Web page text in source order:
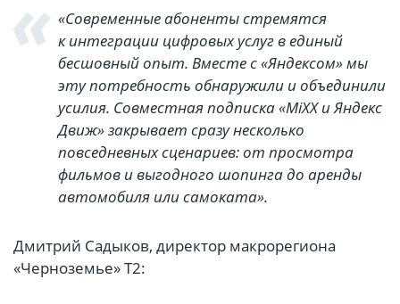
«Современные абоненты стремятся
к интеграции цифровых услуг в единый
бесшовный опыт. Вместе с «Яндексом» мы
эту потребность обнаружили и объединили
усилия. Совместная подписка «MiXX и Яндекс
Движ» закрывает сразу несколько
повседневных сценариев: от просмотра
фильмов и выгодного шопинга до аренды
автомобиля или самоката».
Дмитрий Садыков, директор макрорегиона
«Черноземье» T2: